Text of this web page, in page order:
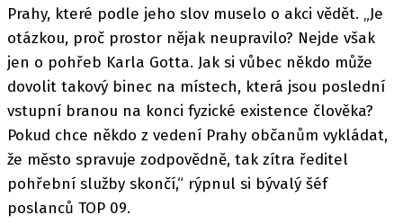
Prahy, které podle jeho slov muselo o akci vědět. „Je
otázkou, proč prostor nějak neupravilo? Nejde však
jen o pohřeb Karla Gotta. Jak si vůbec někdo může
dovolit takový binec na místech, která jsou poslední
vstupní branou na konci fyzické existence člověka?
Pokud chce někdo z vedení Prahy občanům vykládat,
že město spravuje zodpovědně, tak zítra ředitel
pohřební služby skončí,“ rýpnul si bývalý šéf
poslanců TOP 09.